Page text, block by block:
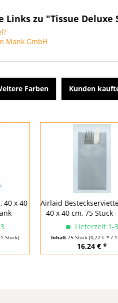
zu "Tissue Deluxe
Mank GmbH
Farben Kunden
40 x 40
Stück)
Airlaid
40 x 40 cm, 75 Stück
Lieferzeit 1-3
Inhalt 75 Stück (0,22 € * / 1
16,24 € *